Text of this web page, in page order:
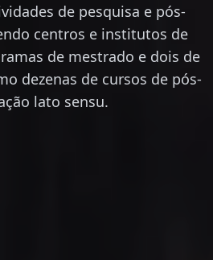
de pesquisa e pós-
centros e institutos de
de mestrado e dois de
dezenas de cursos de pós-
lato sensu.